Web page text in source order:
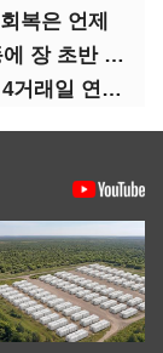
복은 언제
(특징주)SK디앤디, 금감원 유증 제동에 장 초반 상한가
(특징주)본느, 경영권 인수 기대감에 4거래일 연속 상한가